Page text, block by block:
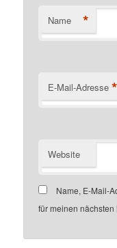
Name *
E-Mail-Adresse *
Website
Name, E-Mail-
für meinen